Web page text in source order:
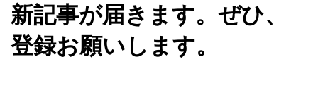
新記事が届きます。ぜひ、
登録お願いします。